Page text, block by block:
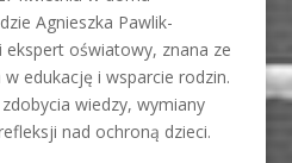
Agnieszka Pawlik-
ekspert oświatowy, znana ze
edukację i wsparcie rodzin.
wiedzy, wymiany
nad ochroną dzieci.